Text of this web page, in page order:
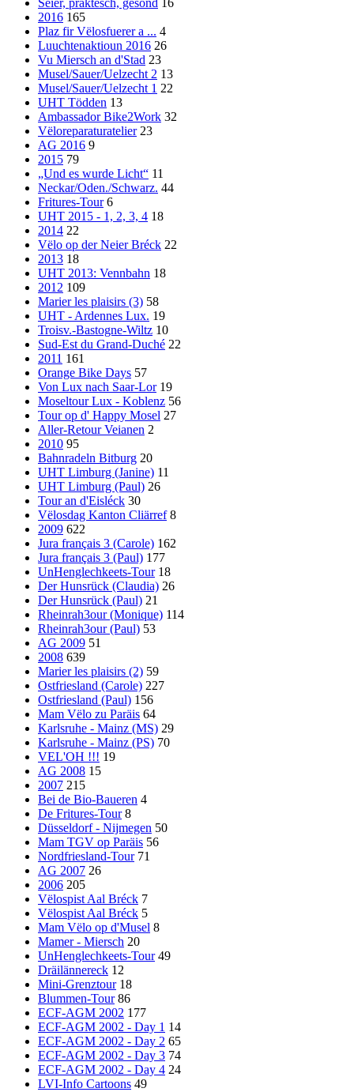
Séier, praktesch, gesond 16
2016 165
Plaz fir Vëlosfuerer a ... 4
Luuchtenaktioun 2016 26
Vu Miersch an d'Stad 23
Musel/Sauer/Uelzecht 2 13
Musel/Sauer/Uelzecht 1 22
UHT Tödden 13
Ambassador Bike2Work 32
Vëloreparaturatelier 23
AG 2016 9
2015 79
„Und es wurde Licht“ 11
Neckar/Oden./Schwarz. 44
Fritures-Tour 6
UHT 2015 - 1, 2, 3, 4 18
2014 22
Vëlo op der Neier Bréck 22
2013 18
UHT 2013: Vennbahn 18
2012 109
Marier les plaisirs (3) 58
UHT - Ardennes Lux. 19
Troisv.-Bastogne-Wiltz 10
Sud-Est du Grand-Duché 22
2011 161
Orange Bike Days 57
Von Lux nach Saar-Lor 19
Moseltour Lux - Koblenz 56
Tour op d' Happy Mosel 27
Aller-Retour Veianen 2
2010 95
Bahnradeln Bitburg 20
UHT Limburg (Janine) 11
UHT Limburg (Paul) 26
Tour an d'Eisléck 30
Vëlosdag Kanton Cliärref 8
2009 622
Jura français 3 (Carole) 162
Jura français 3 (Paul) 177
UnHenglechkeets-Tour 18
Der Hunsrück (Claudia) 26
Der Hunsrück (Paul) 21
Rheinrah3our (Monique) 114
Rheinrah3our (Paul) 53
AG 2009 51
2008 639
Marier les plaisirs (2) 59
Ostfriesland (Carole) 227
Ostfriesland (Paul) 156
Mam Vëlo zu Paräis 64
Karlsruhe - Mainz (MS) 29
Karlsruhe - Mainz (PS) 70
VEL'OH !!! 19
AG 2008 15
2007 215
Bei de Bio-Baueren 4
De Fritures-Tour 8
Düsseldorf - Nijmegen 50
Mam TGV op Paräis 56
Nordfriesland-Tour 71
AG 2007 26
2006 205
Vëlospist Aal Bréck 7
Vëlospist Aal Bréck 5
Mam Vëlo op d'Musel 8
Mamer - Miersch 20
UnHenglechkeets-Tour 49
Dräilännereck 12
Mini-Grenztour 18
Blummen-Tour 86
ECF-AGM 2002 177
ECF-AGM 2002 - Day 1 14
ECF-AGM 2002 - Day 2 65
ECF-AGM 2002 - Day 3 74
ECF-AGM 2002 - Day 4 24
LVI-Info Cartoons 49